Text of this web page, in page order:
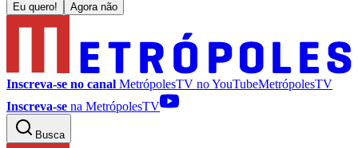
Eu quero! Agora não
Inscreva-se no canal MetrópolesTV noYouTubeMetrópolesTV
Inscreva-se na MetrópolesTV
Busca